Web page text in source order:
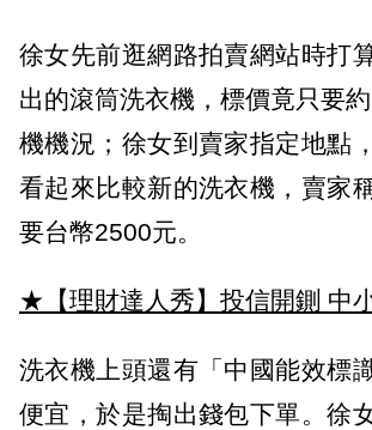
徐女先前逛網路拍賣網站時打
出的滾筒洗衣機，標價竟只要
機機況；徐女到賣家指定地點
看起來比較新的洗衣機，賣家
要台幣2500元。
★【理財達人秀】投信開鍘 中
洗衣機上頭還有「中國能效標
便宜，於是掏出錢包下單。徐